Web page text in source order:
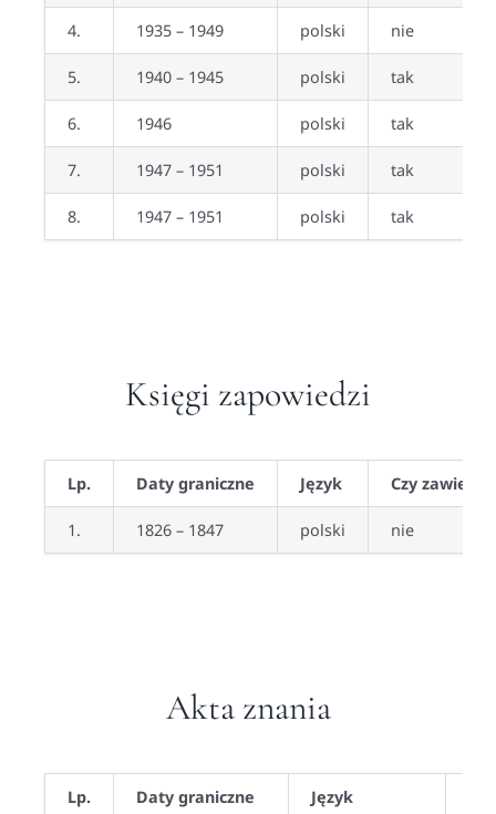
4. 1935 – 1949 polski nie
5. 1940 – 1945 polski tak
6. 1946 polski tak
7. 1947 – 1951 polski tak
8. 1947 – 1951 polski tak
Księgi zapowiedzi
Lp. Daty graniczne Język Czy zawiera
1. 1826 – 1847 polski nie
Akta znania
Lp. Daty graniczne Język